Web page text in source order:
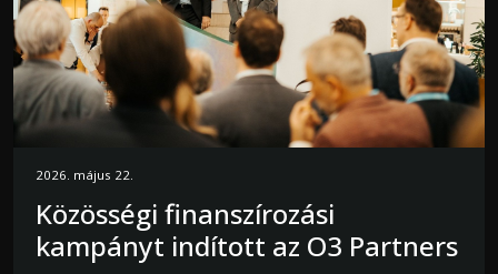
2026. május 22.
Közösségi finanszírozási
kampányt indított az O3 Partners